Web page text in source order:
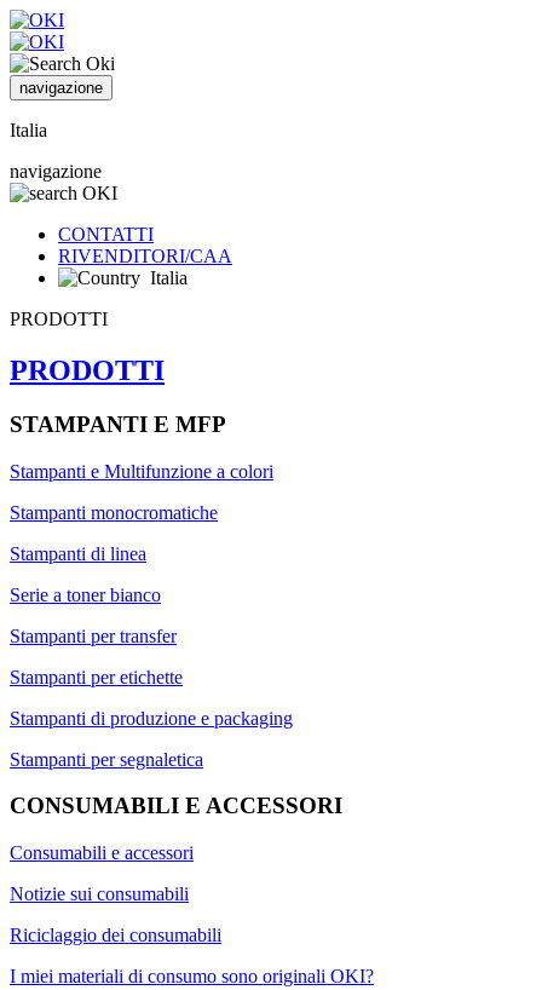
navigazione
Italia
navigazione
CONTATTI
RIVENDITORI/CAA
Italia
PRODOTTI
PRODOTTI
STAMPANTI E MFP
Stampanti e Multifunzione a colori
Stampanti monocromatiche
Stampanti di linea
Serie a toner bianco
Stampanti per transfer
Stampanti per etichette
Stampanti di produzione e packaging
Stampanti per segnaletica
CONSUMABILI E ACCESSORI
Consumabili e accessori
Notizie sui consumabili
Riciclaggio dei consumabili
I miei materiali di consumo sono originali OKI?